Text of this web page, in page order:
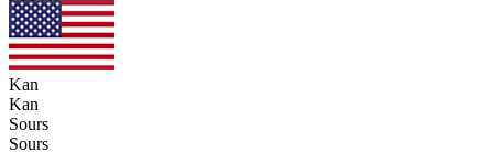
Kan
Kan
Sours
Sours